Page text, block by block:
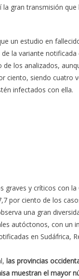
la gran transmisión que
un estudio en
la variante notificada
de los analizados,
ciento, siendo cuatro
infectados con ella.
graves y críticos con la
por ciento de los
una gran
autóctonos, con un
en Sudáfrica,
las provincias
muestran el mayor